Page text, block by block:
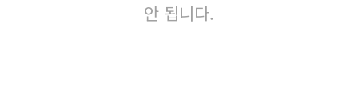
안 됩니다.